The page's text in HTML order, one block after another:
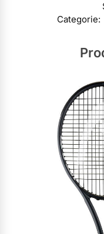
Categorie: